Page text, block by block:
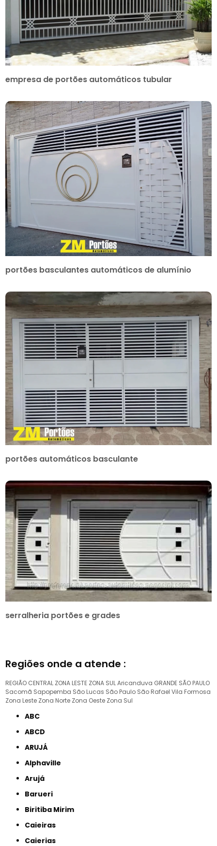
empresa de portões automáticos tubular
portões basculantes automáticos de alumínio
portões automáticos basculante
serralheria portões e grades
Regiões onde a atende :
REGIÃO CENTRAL ZONA LESTE ZONA SULAricanduva GRANDE SÃO PAULO
Sacomã Sapopemba São Lucas São Paulo São Rafael Vila Formosa
Zona Leste Zona Norte Zona Oeste Zona Sul
ABC
ABCD
ARUJÁ
Alphaville
Arujá
Barueri
Biritiba Mirim
Caieiras
Caierias